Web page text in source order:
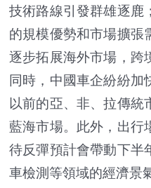
技術路線引發群雄逐鹿
的規模優勢和市場擴張
逐步拓展海外市場，跨
同時，中國車企紛紛加
以前的亞、非、拉傳統
藍海市場。此外，出行
待反彈預計會帶動下半
車檢測等領域的經濟景